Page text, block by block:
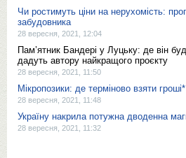
Чи ростимуть ціни на нерухомість:
забудовника
28 вересня, 2021, 12:04
Пам’ятник Бандері у Луцьку: де він
дадуть автору найкращого проєкту
28 вересня, 2021, 11:50
Мікропозики: де терміново взяти гроші*
28 вересня, 2021, 11:48
Україну накрила потужна дводенна
28 вересня, 2021, 11:32